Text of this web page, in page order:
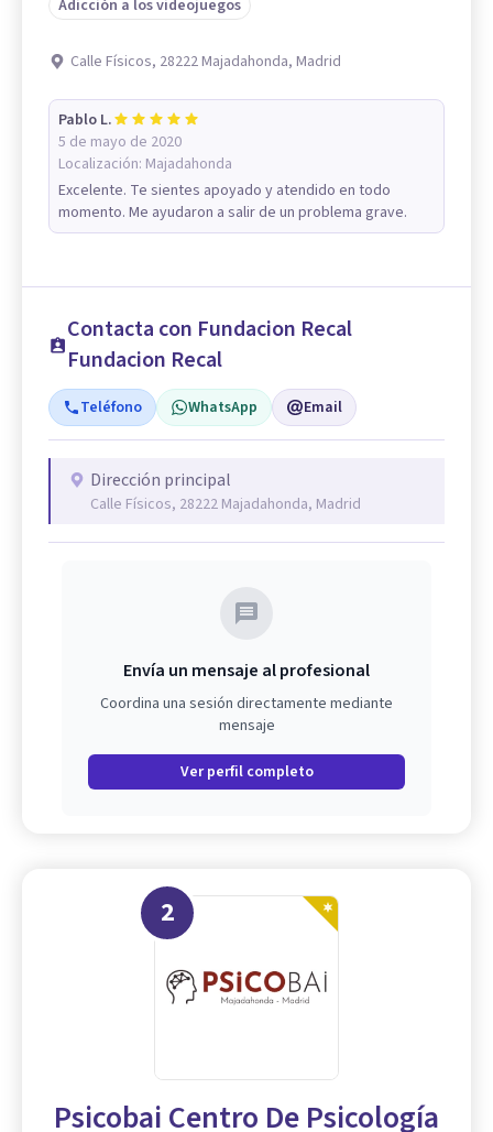
Adicción a los videojuegos
Calle Físicos, 28222 Majadahonda, Madrid
Pablo L.
5 de mayo de 2020
Localización: Majadahonda
Excelente. Te sientes apoyado y atendido en todo
momento. Me ayudaron a salir de un problema grave.
Contacta con Fundacion Recal
Fundacion Recal
Teléfono WhatsApp Email
Dirección principal
Calle Físicos, 28222 Majadahonda, Madrid
Envía un mensaje al profesional
Coordina una sesión directamente mediante
mensaje
Ver perfil completo
2
Psicobai Centro De Psicología